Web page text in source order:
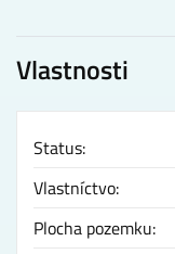
Vlastnosti
Status:
Vlastníctvo:
Plocha pozemku: